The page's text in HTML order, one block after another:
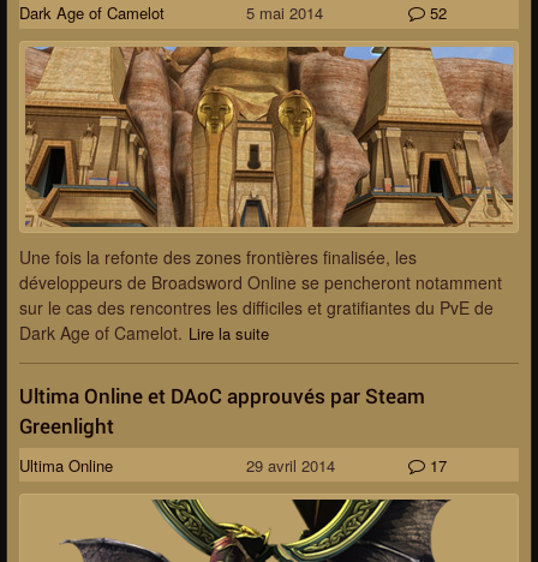
Dark Age of Camelot 5 mai 2014 52
Une fois la refonte des zones frontières finalisée, les
développeurs de Broadsword Online se pencheront notamment
sur le cas des rencontres les difficiles et gratifiantes du PvE de
Dark Age of Camelot. Lire la suite
Ultima Online et DAoC approuvés par Steam
Greenlight
Ultima Online 29 avril 2014 17